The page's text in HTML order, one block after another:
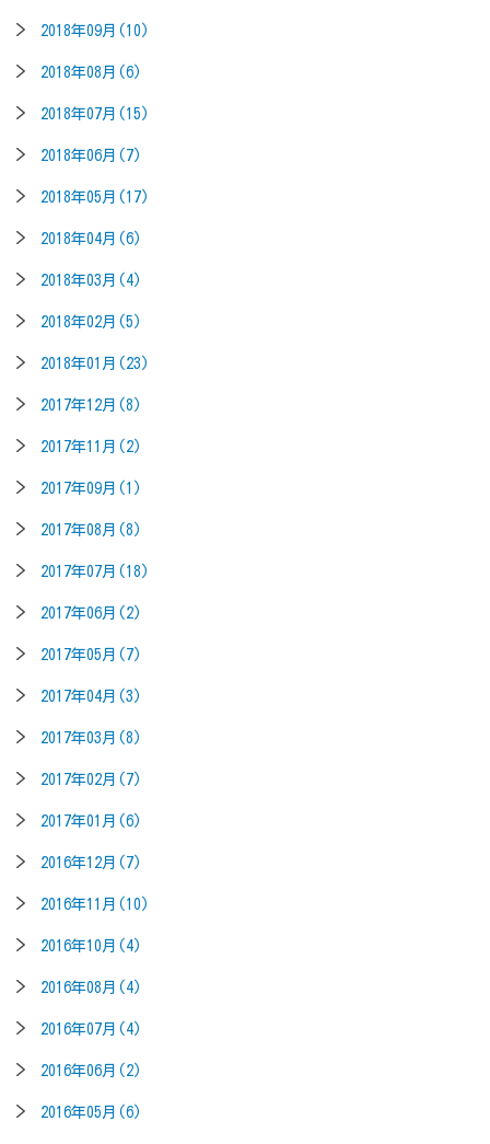
2018年09月(10)
2018年08月(6)
2018年07月(15)
2018年06月(7)
2018年05月(17)
2018年04月(6)
2018年03月(4)
2018年02月(5)
2018年01月(23)
2017年12月(8)
2017年11月(2)
2017年09月(1)
2017年08月(8)
2017年07月(18)
2017年06月(2)
2017年05月(7)
2017年04月(3)
2017年03月(8)
2017年02月(7)
2017年01月(6)
2016年12月(7)
2016年11月(10)
2016年10月(4)
2016年08月(4)
2016年07月(4)
2016年06月(2)
2016年05月(6)